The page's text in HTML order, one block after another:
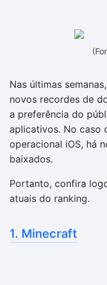
Nas últimas
novos recordes de
a preferência do
aplicativos. No caso
operacional iOS, há
baixados.
Portanto, confira
atuais do ranking.
1. Minecraft